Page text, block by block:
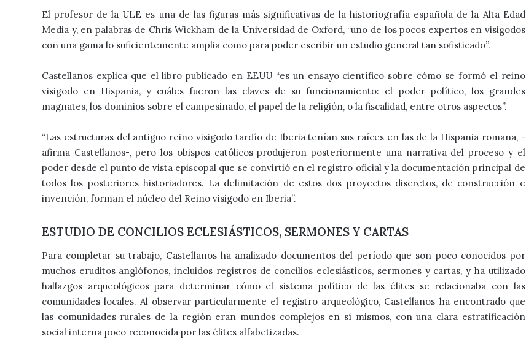
El profesor de la ULE es una de las figuras más significativas de la historiografía española de la Alta Edad
Media y, en palabras de Chris Wickham de la Universidad de Oxford, “uno de los pocos expertos en visigodos
con una gama lo suficientemente amplia como para poder escribir un estudio general tan sofisticado”.
Castellanos explica que el libro publicado en EEUU “es un ensayo científico sobre cómo se formó el reino
visigodo en Hispania, y cuáles fueron las claves de su funcionamiento: el poder político, los grandes
magnates, los dominios sobre el campesinado, el papel de la religión, o la fiscalidad, entre otros aspectos”.
“Las estructuras del antiguo reino visigodo tardío de Iberia tenían sus raíces en las de la Hispania romana, -
afirma Castellanos-, pero los obispos católicos produjeron posteriormente una narrativa del proceso y el
poder desde el punto de vista episcopal que se convirtió en el registro oficial y la documentación principal de
todos los posteriores historiadores. La delimitación de estos dos proyectos discretos, de construcción e
invención, forman el núcleo del Reino visigodo en Iberia”.
ESTUDIO DE CONCILIOS ECLESIÁSTICOS, SERMONES Y CARTAS
Para completar su trabajo, Castellanos ha analizado documentos del período que son poco conocidos por
muchos eruditos anglófonos, incluidos registros de concilios eclesiásticos, sermones y cartas, y ha utilizado
hallazgos arqueológicos para determinar cómo el sistema político de las élites se relacionaba con las
comunidades locales. Al observar particularmente el registro arqueológico, Castellanos ha encontrado que
las comunidades rurales de la región eran mundos complejos en sí mismos, con una clara estratificación
social interna poco reconocida por las élites alfabetizadas.